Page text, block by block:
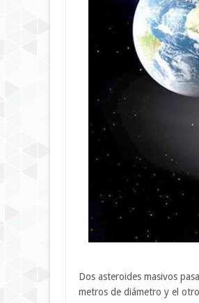
Dos asteroides masivos
metros de diámetro y el